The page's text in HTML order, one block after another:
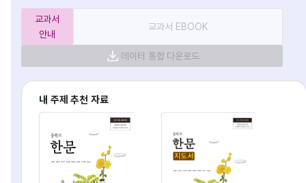
교과서
안내
교과서 EBOOK
데이터 통합 다운로드
내 주제 추천 자료